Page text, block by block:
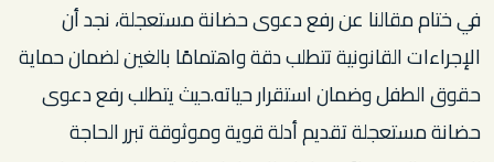
في ختام مقالنا عن رفع دعوى حضانة مستعجلة، نجد أن
الإجراءات القانونية تتطلب دقة واهتمامًا بالغين لضمان حماية
حقوق الطفل وضمان استقرار حياته.حيث يتطلب رفع دعوى
حضانة مستعجلة تقديم أدلة قوية وموثوقة تبرر الحاجة